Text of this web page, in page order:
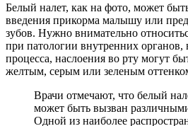
Белый налет, как на фото, может
введения прикорма малышу или
зубов. Нужно внимательно
при патологии внутренних органов,
процесса, наслоения во рту могут
желтым, серым или зеленым
Врачи отмечают, что белый
может быть вызван
Одной из наиболее